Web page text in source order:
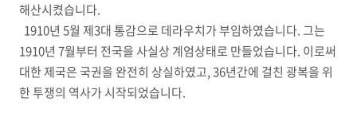
해산시켰습니다.
1910년 5월 제3대 통감으로 데라우치가 부임하였습니다. 그는
1910년 7월부터 전국을 사실상 계엄상태로 만들었습니다. 이로써
대한 제국은 국권을 완전히 상실하였고, 36년간에 걸친 광복을 위
한 투쟁의 역사가 시작되었습니다.